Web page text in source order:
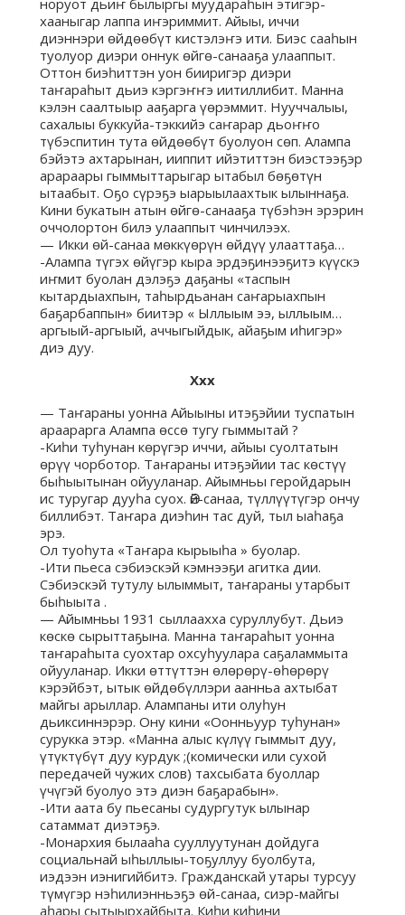
норуот дьиҥ былыргы муудараһын этигэр-
хааныгар лаппа иҥэриммит. Айыы, иччи
диэннэри өйдөөбүт кистэлэҥэ ити. Биэс сааһын
туолуор диэри оннук өйгө-санааҕа улааппыт.
Оттон биэһиттэн уон бииригэр диэри
таҥараһыт дьиэ кэргэҥҥэ иитиллибит. Манна
кэлэн саалтыыр ааҕарга үөрэммит. Нууччалыы,
сахалыы буккуйа-тэккийэ саҥарар дьоҥҥо
түбэспитин тута өйдөөбүт буолуон сөп. Алампа
бэйэтэ ахтарынан, ииппит ийэтиттэн биэстээҕэр
арараары гыммыттарыгар ытабыл бөҕөтүн
ытаабыт. Оҕо сүрэҕэ ыарыылаахтык ылыннаҕа.
Кини букатын атын өйгө-санааҕа түбэһэн эрэрин
оччолортон билэ улааппыт чинчилээх.
— Икки өй-санаа мөккүөрүн өйдүү улааттаҕа…
-Алампа түгэх өйүгэр кыра эрдэҕинээҕитэ күүскэ
иҥмит буолан дэлэҕэ даҕаны «таспын
кытардыахпын, таһырдьанан саҥарыахпын
баҕарбаппын» биитэр « Ыллыым ээ, ыллыым…
аргыый-аргыый, аччыгыйдык, айаҕым иһигэр»
диэ дуу.
Ххх
— Таҥараны уонна Айыыны итэҕэйии туспатын
араарарга Алампа өссө тугу гыммытай ?
-Киһи туһунан көрүгэр иччи, айыы суолтатын
өрүү чорботор. Таҥараны итэҕэйии тас көстүү
быһыытынан ойууланар. Айымньы геройдарын
ис туругар дууһа суох. Өй-санаа, түллүүтүгэр ончу
биллибэт. Таҥара диэһин тас дуй, тыл ыаһаҕа
эрэ.
Ол туоһута «Таҥара кырыыһа » буолар.
-Ити пьеса сэбиэскэй кэмнээҕи агитка дии.
Сэбиэскэй тутулу ылыммыт, таҥараны утарбыт
быһыыта .
— Айымньы 1931 сыллаахха суруллубут. Дьиэ
көскө сырыттаҕына. Манна таҥараһыт уонна
таҥараһыта суохтар охсуһуулара саҕаламмыта
ойууланар. Икки өттүттэн өлөрөрү-өһөрөрү
кэрэйбэт, ытык өйдөбүллэри аанньа ахтыбат
майгы арыллар. Алампаны ити олуһун
дьиксиннэрэр. Ону кини «Оонньуур туһунан»
сурукка этэр. «Манна алыс күлүү гыммыт дуу,
үтүктүбүт дуу курдук ;(комически или сухой
передачей чужих слов) тахсыбата буоллар
үчүгэй буолуо этэ диэн баҕарабын».
-Ити аата бу пьесаны судургутук ылынар
сатаммат диэтэҕэ.
-Монархия былааһа сууллуутунан дойдуга
социальнай ыһыллыы-тоҕуллуу буолбута,
иэдээн иэнигийбитэ. Гражданскай утары турсуу
түмүгэр нэһилиэнньэҕэ өй-санаа, сиэр-майгы
аһары сытыырхайбыта. Киһи киһини